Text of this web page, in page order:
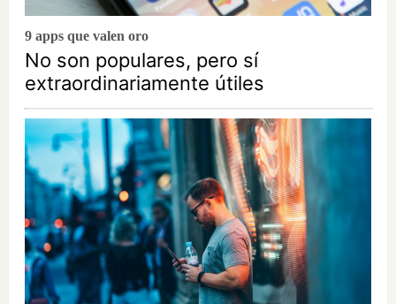
9 apps que valen oro
No son populares, pero sí
extraordinariamente útiles